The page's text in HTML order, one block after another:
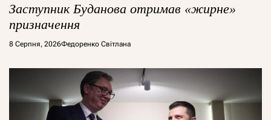
Заступник Буданова отримав «жирне»
призначення
8 Серпня, 2026Федоренко Світлана